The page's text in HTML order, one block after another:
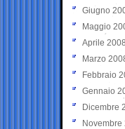
Giugno
Maggio
Aprile 2008
Marzo
Febbraio
Gennaio
Dicembre
Novembre